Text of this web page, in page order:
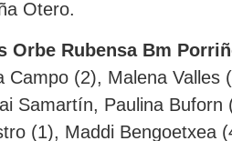
Otero.
Orbe Rubensa Bm
Campo (2), Malena
Samartín, Paulina
(1), Maddi Bengoetxea